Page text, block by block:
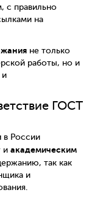
с правильно
на
не только
работы, но и
и
ГОСТ
в России
и академическим
так как
и